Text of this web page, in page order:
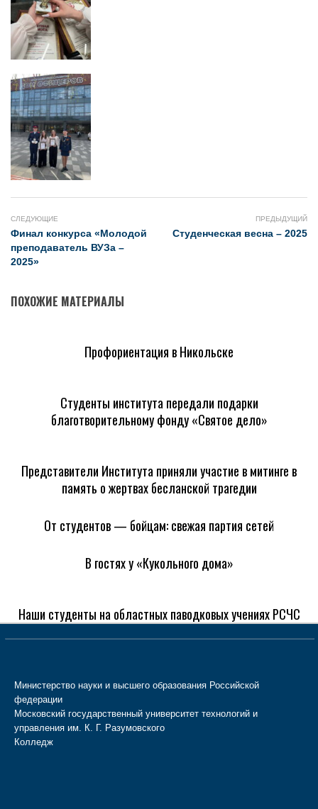
СЛЕДУЮЩИЕ
Финал конкурса «Молодой
преподаватель ВУЗа –
2025»
ПРЕДЫДУЩИЙ
Студенческая весна – 2025
ПОХОЖИЕ МАТЕРИАЛЫ
Профориентация в Никольске
Студенты института передали подарки
благотворительному фонду «Святое дело»
Представители Института приняли участие в митинге в
память о жертвах бесланской трагедии
От студентов — бойцам: свежая партия сетей
В гостях у «Кукольного дома»
Наши студенты на областных паводковых учениях РСЧС
Министерство науки и высшего образования Российской
федерации
Московский государственный университет технологий и
управления им. К. Г. Разумовского
Колледж